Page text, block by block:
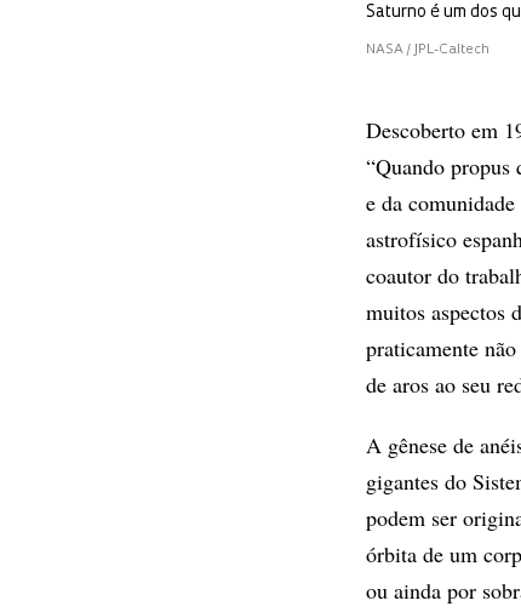
Saturno é um dos
NASA / JPL-Caltech
Descoberto em
“Quando propus
e da
astrofísico
coautor do
muitos aspectos
praticamente
de aros ao seu
A gênese de
gigantes do
podem ser
órbita de um
ou ainda por